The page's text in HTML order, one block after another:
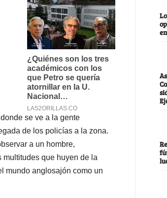
se ve a la gente
de los policías a la zona.
a un hombre,
multitudes que huyen de la
mundo anglosajón como un